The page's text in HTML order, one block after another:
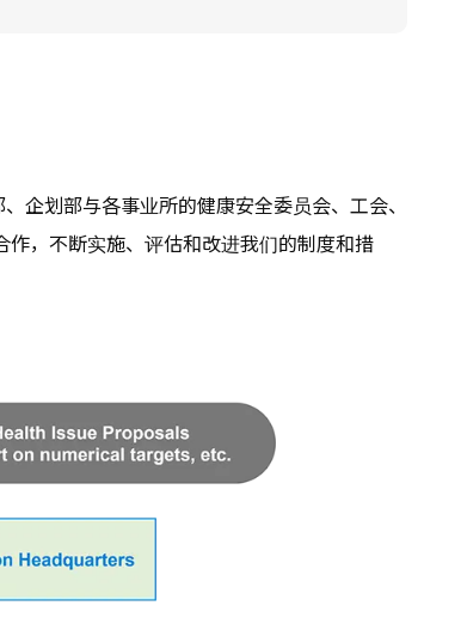
企划部与各事业所的健康安全委员会、工会、
，不断实施、评估和改进我们的制度和措